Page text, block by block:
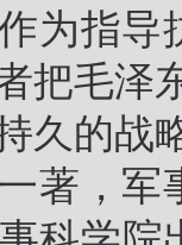
为指
把毛泽
久的战
著，